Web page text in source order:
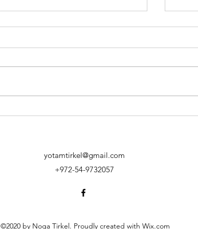
yotamtirkel@gmail.com
+972-54-9732057
©2020 by Noga Tirkel. Proudly created with Wix.com